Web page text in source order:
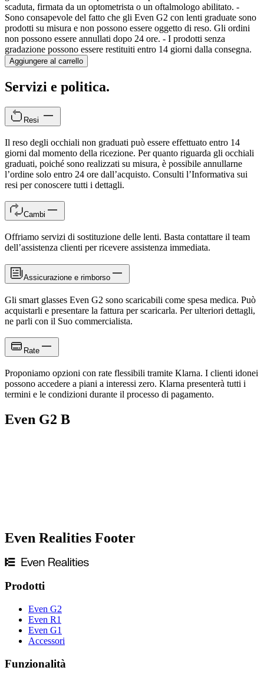
scaduta, firmata da un optometrista o un oftalmologo abilitato. -
Sono consapevole del fatto che gli Even G2 con lenti graduate sono
prodotti su misura e non possono essere oggetto di reso. Gli ordini
non possono essere annullati dopo 24 ore. - I prodotti senza
gradazione possono essere restituiti entro 14 giorni dalla consegna.
Aggiungere al carrello
Servizi e politica.
Resi
Il reso degli occhiali non graduati può essere effettuato entro 14
giorni dal momento della ricezione. Per quanto riguarda gli occhiali
graduati, poiché sono realizzati su misura, è possibile annullarne
l’ordine solo entro 24 ore dall’acquisto. Consulti l’Informativa sui
resi per conoscere tutti i dettagli.
Cambi
Offriamo servizi di sostituzione delle lenti. Basta contattare il team
dell’assistenza clienti per ricevere assistenza immediata.
Assicurazione e rimborso
Gli smart glasses Even G2 sono scaricabili come spesa medica. Può
acquistarli e presentare la fattura per scaricarla. Per ulteriori dettagli,
ne parli con il Suo commercialista.
Rate
Proponiamo opzioni con rate flessibili tramite Klarna. I clienti idonei
possono accedere a piani a interessi zero. Klarna presenterà tutti i
termini e le condizioni durante il processo di pagamento.
Even G2 B
Se hai solo presbiopiae necessiti solo della vista da lontano, puoi
acquistare le nostre lenti non da prescrizione online. Se la tua
prescrizione include un valore
visione da vicino che da lontano, rivolgiti ai nostri ottici partner per
Even Realities Footer
Prodotti
Even G2
Even R1
Even G1
Accessori
Funzionalità